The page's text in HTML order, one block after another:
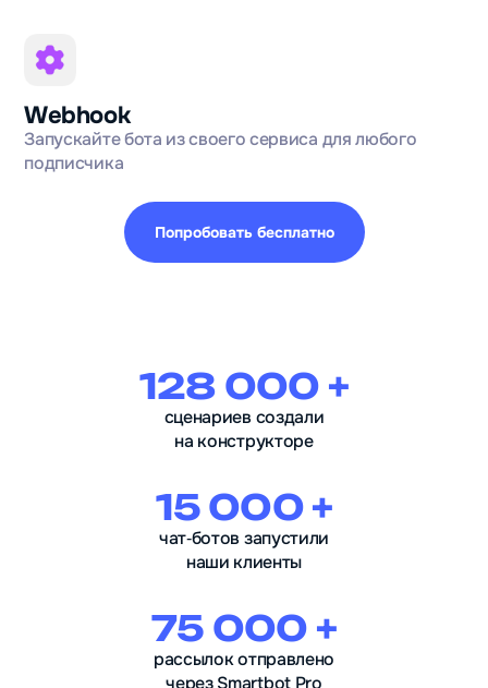
Webhook
Запускайте бота из своего сервиса для любого
подписчика
Попробовать бесплатно
128 000 +
сценариев создали
на конструкторе
15 000 +
чат‑ботов запустили
наши клиенты
75 000 +
рассылок отправлено
через Smartbot Pro